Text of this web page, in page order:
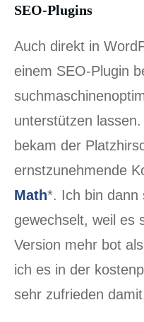
SEO-Plugins
Auch direkt in
einem SEO-Plugin
unterstützen
bekam der
ernstzunehmende
Math*. Ich bin dann
gewechselt, weil es
Version mehr bot
ich es in der
sehr zufrieden